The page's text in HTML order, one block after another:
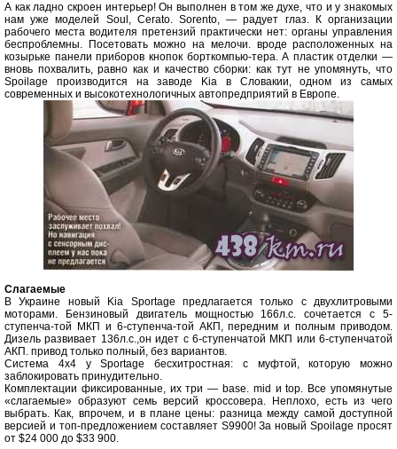
А как ладно скроен интерьер! Он выполнен в том же духе, что и у знакомых
нам уже моделей Soul, Cerato. Sorento, — paдует глаз. К организации
рабочего места водителя претензий практически нет: органы управления
беспроблемны. Посетовать можно на мелочи. вроде расположенных на
козырьке панели приборов кнопок борткомпью-тера. А пластик отделки —
вновь похвалить, равно как и качество сборки: как тут не упомянуть, что
Spoilage производится на заводе Kia в Словакии, одном из самых
современных и высокотехнологичных автопредприятий в Европе.
Слагаемые
В Украине новый Kia Sportage предлагается только с двухлитровыми
моторами. Бензиновый двигатель мощностью 166л.с. сочетается с 5-
ступенча-той МКП и 6-ступенча-той АКП, передним и полным приводом.
Дизель развивает 136л.с.,он идет с 6-ступенчатой МКП или 6-ступенчатой
АКП. привод только полный, без вариантов.
Система 4x4 у Sportage бесхитростная: с муфтой, которую можно
заблокировать принудительно.
Комплектации фиксированные, их три — base. mid и top. Все упомянутые
«слагаемые» образуют семь версий кроссовера. Неплохо, есть из чего
выбрать. Как, впрочем, и в плане цены: разница между самой доступной
версией и топ-предложением составляет S9900! За новый Spoilage просят
от $24 000 до $33 900.